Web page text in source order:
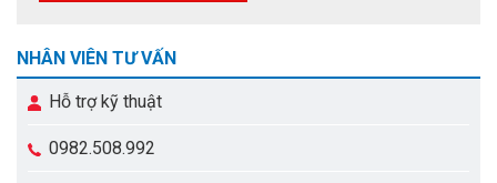
NHÂN VIÊN TƯ VẤN
Hỗ trợ kỹ thuật
0982.508.992